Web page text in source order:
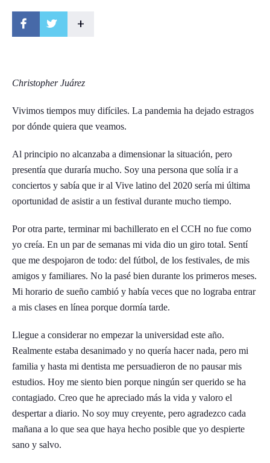
+
Christopher Juárez
Vivimos tiempos muy difíciles. La pandemia ha dejado estragos
por dónde quiera que veamos.
Al principio no alcanzaba a dimensionar la situación, pero
presentía que duraría mucho. Soy una persona que solía ir a
conciertos y sabía que ir al Vive latino del 2020 sería mi última
oportunidad de asistir a un festival durante mucho tiempo.
Por otra parte, terminar mi bachillerato en el CCH no fue como
yo creía. En un par de semanas mi vida dio un giro total. Sentí
que me despojaron de todo: del fútbol, de los festivales, de mis
amigos y familiares. No la pasé bien durante los primeros meses.
Mi horario de sueño cambió y había veces que no lograba entrar
a mis clases en línea porque dormía tarde.
Llegue a considerar no empezar la universidad este año.
Realmente estaba desanimado y no quería hacer nada, pero mi
familia y hasta mi dentista me persuadieron de no pausar mis
estudios. Hoy me siento bien porque ningún ser querido se ha
contagiado. Creo que he apreciado más la vida y valoro el
despertar a diario. No soy muy creyente, pero agradezco cada
mañana a lo que sea que haya hecho posible que yo despierte
sano y salvo.